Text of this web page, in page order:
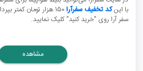
با اینکد تخفیف سفرآرا
150 هزار تومان کمتر
سفر آرا روی "خرید کنید" کلیک نمایید.
مشاهده